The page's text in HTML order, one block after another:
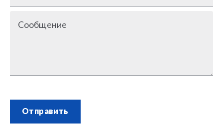
Сообщение
Отправить